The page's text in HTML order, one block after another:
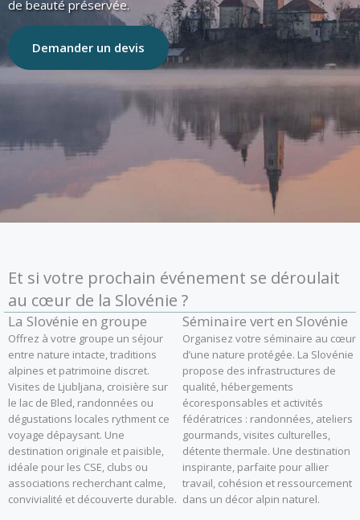
de beauté préservée.
Demander un devis
Et si votre prochain événement se déroulait
au cœur de la Slovénie ?
La Slovénie en groupe
Offrez à votre groupe un séjour
entre nature intacte, traditions
alpines et patrimoine discret.
Visites de Ljubljana, croisière sur
le lac de Bled, randonnées ou
dégustations locales rythment ce
voyage dépaysant. Une
destination originale et paisible,
idéale pour les CSE, clubs ou
associations recherchant calme,
convivialité et découverte durable.
Séminaire vert en Slovénie
Organisez votre séminaire au cœur
d’une nature protégée. La Slovénie
propose des infrastructures de
qualité, hébergements
écoresponsables et activités
fédératrices : randonnées, ateliers
gourmands, visites culturelles,
détente thermale. Une destination
inspirante, parfaite pour allier
travail, cohésion et ressourcement
dans un décor alpin naturel.